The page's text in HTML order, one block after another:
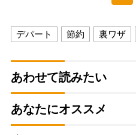
デパート 節約 裏ワザ
あわせて読みたい
あなたにオススメ